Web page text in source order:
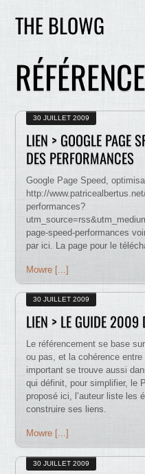
THE BLOWG
30 JUILLET 2009
LIEN > GOOGLE PAGE
DES PERFORMANCES
Google Page Speed,
http://
performances?
page-speed-performances
par ici. La page pour le
Mowre [...]
30 JUILLET 2009
LIEN > LE GUIDE 2009
Le référencement se base
ou pas, et la cohérence
important se trouve aussi
qui définit, pour simplifier, le
proposé ici, l’auteur liste les
construire ses liens.
Mowre [...]
30 JUILLET 2009